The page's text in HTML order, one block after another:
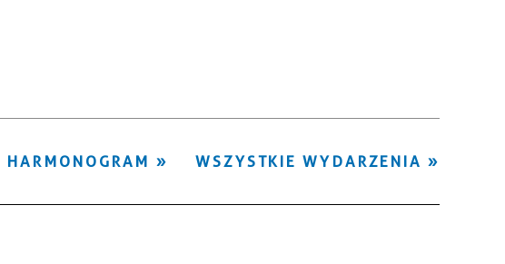
Miejsce
WSZYSTKIE WYDARZENIA
HARMONOGRAM